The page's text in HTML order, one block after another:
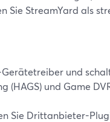
Sie StreamYard als
und
(HAGS) und Game
Sie Drittanbieter-